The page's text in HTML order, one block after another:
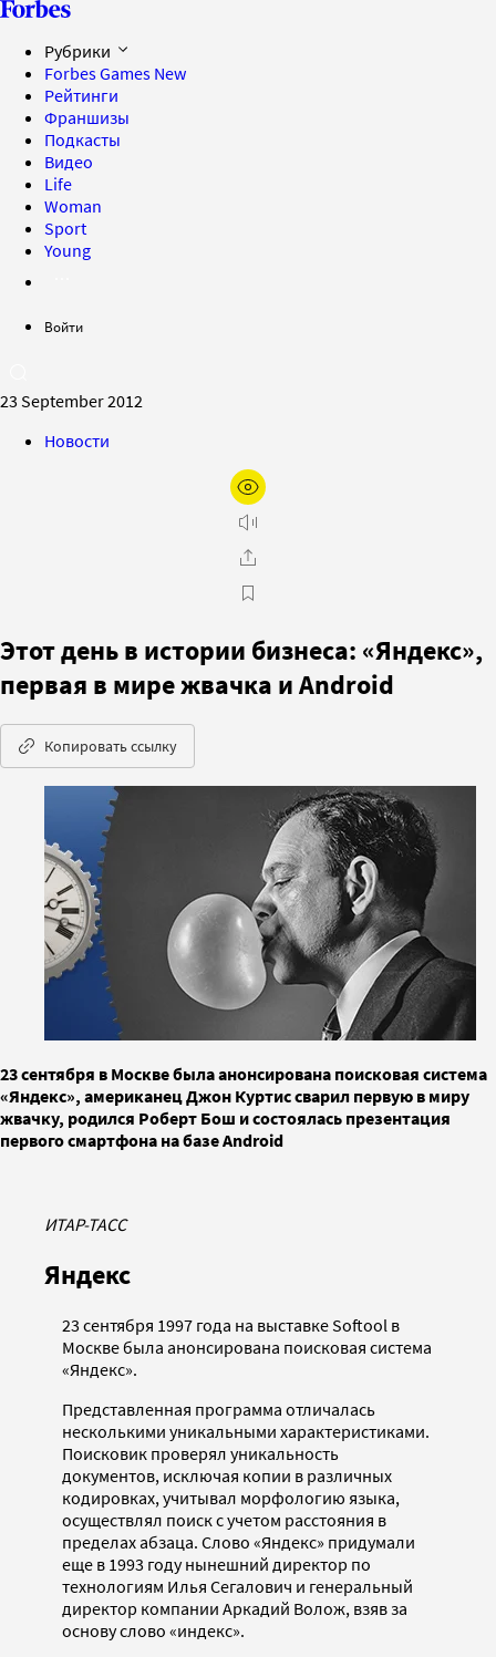
Рубрики
Forbes Games New
Рейтинги
Франшизы
Подкасты
Видео
Life
Woman
Sport
Young
Войти
23 September 2012
Новости
Этот день в истории бизнеса: «Яндекс»,
первая в мире жвачка и Android
Копировать ссылку
23 сентября в Москве была анонсирована поисковая система
«Яндекс», американец Джон Куртис сварил первую в миру
жвачку, родился Роберт Бош и состоялась презентация
первого смартфона на базе Android
ИТАР-ТАСС
Яндекс
23 сентября 1997 года на выставке Softool в
Москве была анонсирована поисковая система
«Яндекс».
Представленная программа отличалась
несколькими уникальными характеристиками.
Поисковик проверял уникальность
документов, исключая копии в различных
кодировках, учитывал морфологию языка,
осуществлял поиск с учетом расстояния в
пределах абзаца. Слово «Яндекс» придумали
еще в 1993 году нынешний директор по
технологиям Илья Сегалович и генеральный
директор компании Аркадий Волож, взяв за
основу слово «индекс».